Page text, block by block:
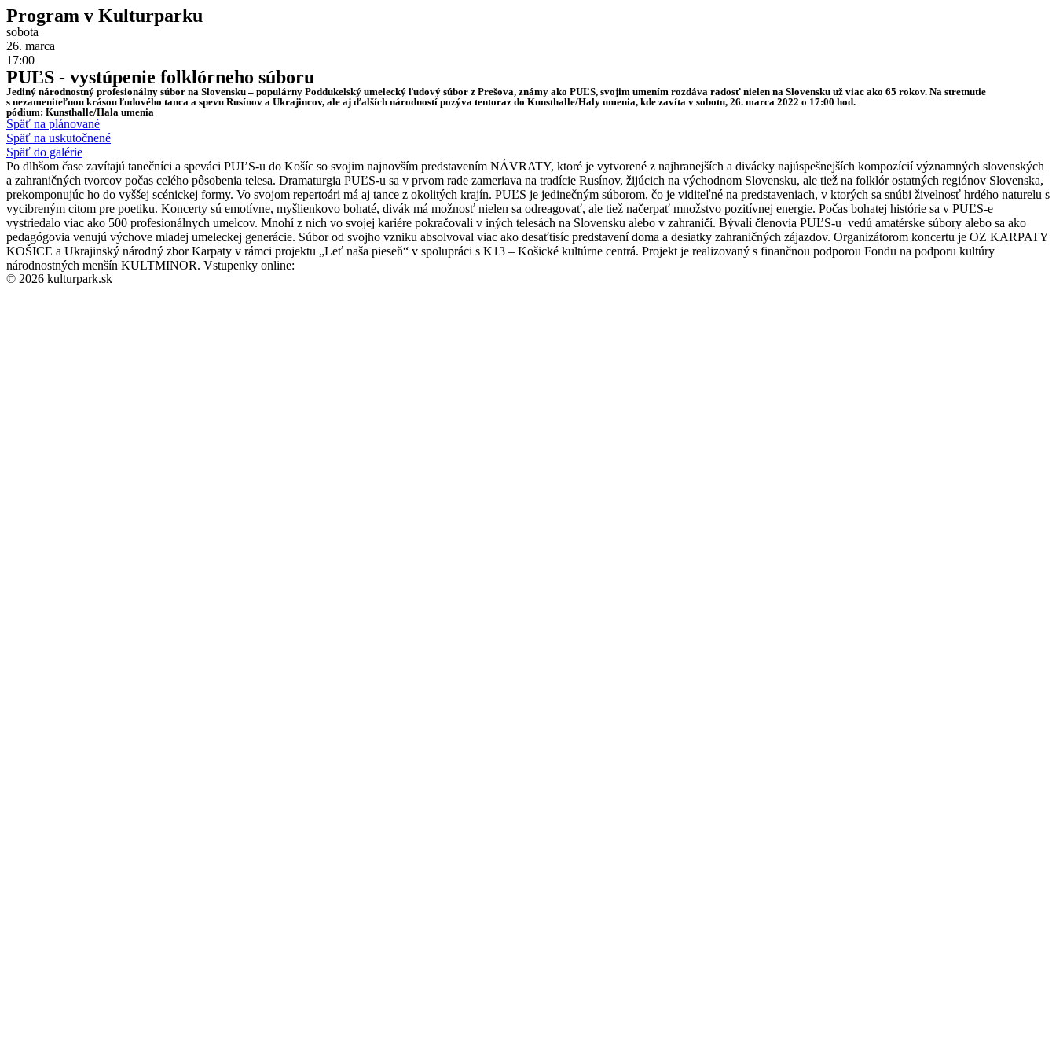
Program v Kulturparku
sobota
26. marca
17:00
PUĽS - vystúpenie folklórneho súboru
Jediný národnostný profesionálny súbor na Slovensku – populárny Poddukelský umelecký ľudový súbor z Prešova, známy ako PUĽS, svojim umením rozdáva radosť nielen na Slovensku už viac ako 65 rokov. Na stretnutie
s nezameniteľnou krásou ľudového tanca a spevu Rusínov a Ukrajincov, ale aj ďalších národností pozýva tentoraz do Kunsthalle/Haly umenia, kde zavíta v sobotu, 26. marca 2022 o 17:00 hod.
pódium: Kunsthalle/Hala umenia
Späť na plánované
Späť na uskutočnené
Späť do galérie
Po dlhšom čase zavítajú tanečníci a speváci PUĽS-u do Košíc so svojim najnovším predstavením NÁVRATY, ktoré je vytvorené z najhranejších a divácky najúspešnejších kompozícií významných slovenských
a zahraničných tvorcov počas celého pôsobenia telesa. Dramaturgia PUĽS-u sa v prvom rade zameriava na tradície Rusínov, žijúcich na východnom Slovensku, ale tiež na folklór ostatných regiónov Slovenska,
prekomponujúc ho do vyššej scénickej formy. Vo svojom repertoári má aj tance z okolitých krajín. PUĽS je jedinečným súborom, čo je viditeľné na predstaveniach, v ktorých sa snúbi živelnosť hrdého naturelu s
vycibreným citom pre poetiku. Koncerty sú emotívne, myšlienkovo bohaté, divák má možnosť nielen sa odreagovať, ale tiež načerpať množstvo pozitívnej energie. Počas bohatej histórie sa v PUĽS-e
vystriedalo viac ako 500 profesionálnych umelcov. Mnohí z nich vo svojej kariére pokračovali v iných telesách na Slovensku alebo v zahraničí. Bývalí členovia PUĽS-u vedú amatérske súbory alebo sa ako
pedagógovia venujú výchove mladej umeleckej generácie. Súbor od svojho vzniku absolvoval viac ako desaťtisíc predstavení doma a desiatky zahraničných zájazdov. Organizátorom koncertu je OZ KARPATY
KOŠICE a Ukrajinský národný zbor Karpaty v rámci projektu „Leť naša pieseň“ v spolupráci s K13 – Košické kultúrne centrá. Projekt je realizovaný s finančnou podporou Fondu na podporu kultúry
národnostných menšín KULTMINOR. Vstupenky online:
© 2026 kulturpark.sk